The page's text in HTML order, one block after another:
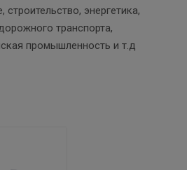
энергетика,
транспорта,
промышленность и т.д